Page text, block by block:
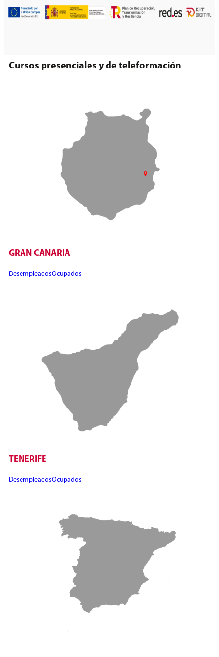
Cursos presenciales y de teleformación
GRAN CANARIA
DesempleadosOcupados
TENERIFE
DesempleadosOcupados